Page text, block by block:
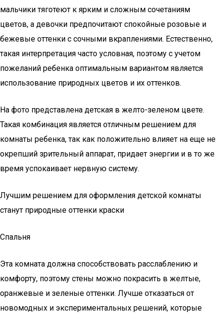
мальчики тяготеют к ярким и сложным сочетаниям
цветов, а девочки предпочитают спокойные розовые и
бежевые оттенки с сочными вкраплениями. Естественно,
такая интерпретация часто условная, поэтому с учетом
пожеланий ребенка оптимальным вариантом является
использование природных цветов и их оттенков.
На фото представлена детская в желто-зеленом цвете.
Такая комбинация является отличным решением для
комнаты ребенка, так как положительно влияет на еще не
окрепший зрительный аппарат, придает энергии и в то же
время успокаивает нервную систему.
Лучшим решением для оформления детской комнаты
станут природные оттенки краски
Спальня
Эта комната должна способствовать расслаблению и
комфорту, поэтому стены можно покрасить в желтые,
оранжевые и зеленые оттенки. Лучше отказаться от
новомодных и экспериментальных решений, которые